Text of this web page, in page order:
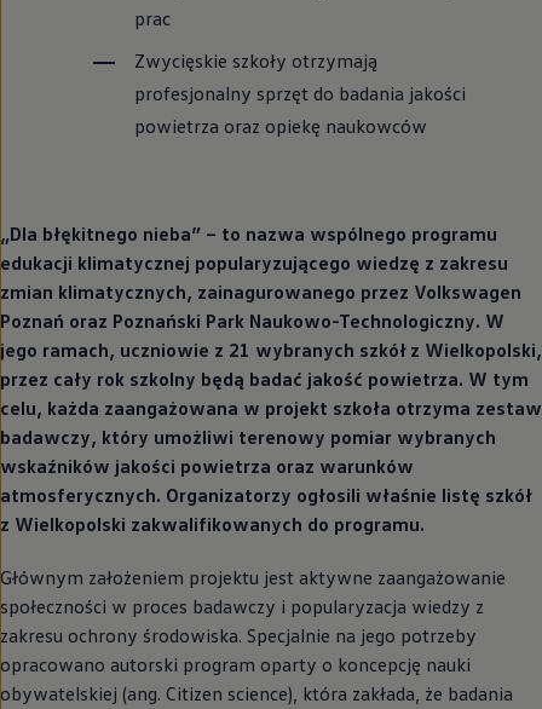
prac
Zwycięskie szkoły otrzymają
profesjonalny sprzęt do badania jakości
powietrza oraz opiekę naukowców
„Dla błękitnego nieba” – to nazwa wspólnego programu
edukacji klimatycznej popularyzującego wiedzę z zakresu
zmian klimatycznych, zainagurowanego przez Volkswagen
Poznań oraz Poznański Park Naukowo-Technologiczny. W
jego ramach, uczniowie z 21 wybranych szkół z Wielkopolski,
przez cały rok szkolny będą badać jakość powietrza. W tym
celu, każda zaangażowana w projekt szkoła otrzyma zestaw
badawczy, który umożliwi terenowy pomiar wybranych
wskaźników jakości powietrza oraz warunków
atmosferycznych. Organizatorzy ogłosili właśnie listę szkół
z Wielkopolski zakwalifikowanych do programu.
Głównym założeniem projektu jest aktywne zaangażowanie
społeczności w proces badawczy i popularyzacja wiedzy z
zakresu ochrony środowiska. Specjalnie na jego potrzeby
opracowano autorski program oparty o koncepcję nauki
obywatelskiej (ang. Citizen science), która zakłada, że badania